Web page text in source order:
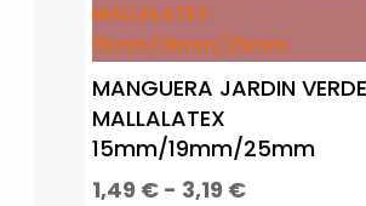
MANGUERA JARDIN VERDE
MALLALATEX
15mm/19mm/25mm
1,49 € - 3,19 €Rango